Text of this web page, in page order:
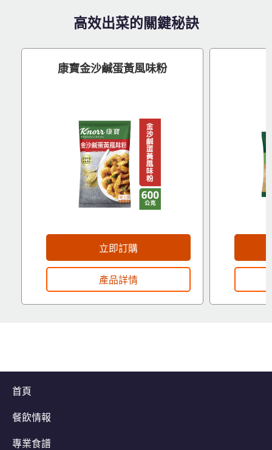
高效出菜的關鍵秘訣
康寶金沙鹹蛋黃風味粉
立即訂購
產品詳情
首頁
餐飲情報
專業食譜